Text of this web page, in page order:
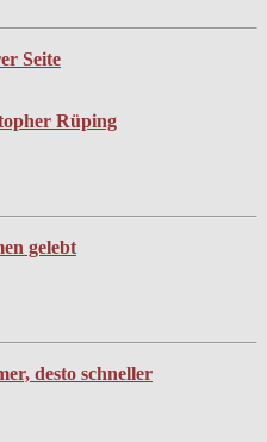
Seite
Rüping
gelebt
desto schneller